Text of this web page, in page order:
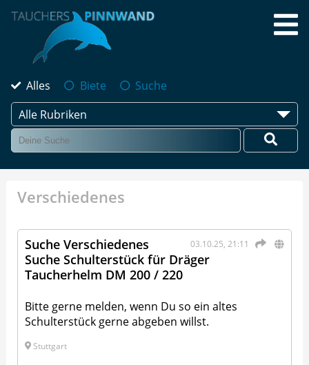
Alles Biete
Suche
Alle Rubriken
Verschiedenes
03.10.25, 21:11
Suche Verschiedenes
Suche Schulterstück für Dräger
Taucherhelm DM 200 / 220
Bitte gerne melden, wenn Du so ein altes
Schulterstück gerne abgeben willst.
Stuttgart